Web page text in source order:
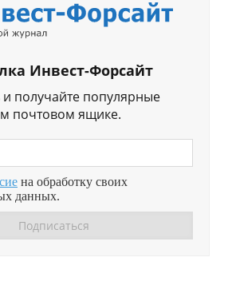
Инвест-Форсайт
получайте популярные
почтовом ящике.
на обработку своих
данных.